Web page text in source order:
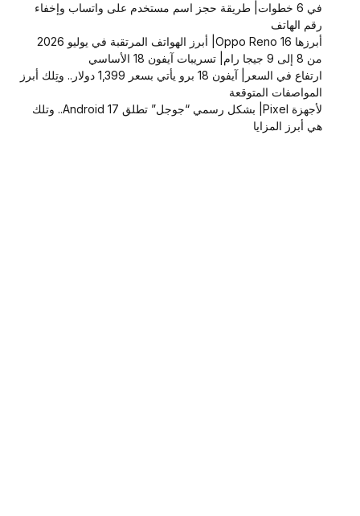
في 6 خطوات| طريقة حجز اسم مستخدم على واتساب وإخفاء
رقم الهاتف
أبرزها Oppo Reno 16| أبرز الهواتف المرتقبة في يوليو 2026
من 8 إلى 9 جيجا رام| تسريبات آيفون 18 الأساسي
ارتفاع في السعر| آيفون 18 برو يأتي بسعر 1,399 دولار.. وتِلك أبرز
المواصفات المتوقعة
لأجهزة Pixel| بشكل رسمي “جوجل” تطلق Android 17.. وتلك
هي أبرز المزايا